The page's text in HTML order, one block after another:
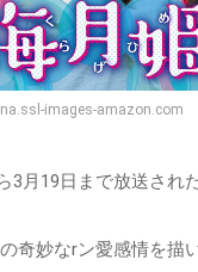
images-amazon.com
3月19日まで放送され
奇妙なrン愛感情を描